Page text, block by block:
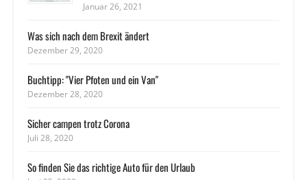
Januar 26, 2021
Was sich nach dem Brexit ändert
Dezember 29, 2020
Buchtipp: "Vier Pfoten und ein Van"
Dezember 28, 2020
Sicher campen trotz Corona
Juli 28, 2020
So finden Sie das richtige Auto für den Urlaub